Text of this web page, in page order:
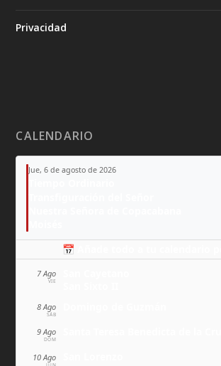
Privacidad
CALENDARIO
Jue, 6 de agosto de 2026
📅 Añade todo a tu calendario
7 Ago
VIE
8 Ago
SÁB
9 Ago
DOM
10 Ago
LUN